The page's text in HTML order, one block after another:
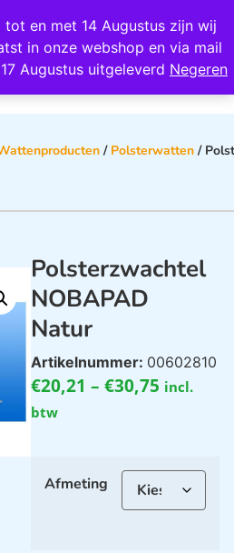
tot en met 14 Augustus zijn wij
in onze webshop en via mail
Augustus uitgeleverd Negeren
een 4,8 op Google
/ Polsterwatten /
Polsterzwachtel
NOBAPAD
Natur
Artikelnummer: 00602810
€20,21 – €30,75 incl.
btw
Afmeting